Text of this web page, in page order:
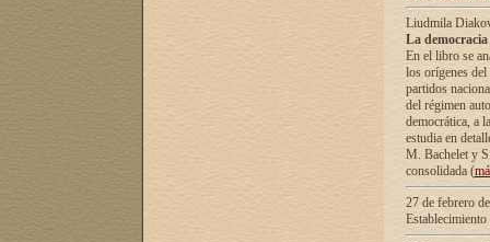
Liudmila
La
En el libro se
los orígenes
partidos
del régimen
democrática, а
estudia en
М. Bachelet у
consolidada (
27 de febrero